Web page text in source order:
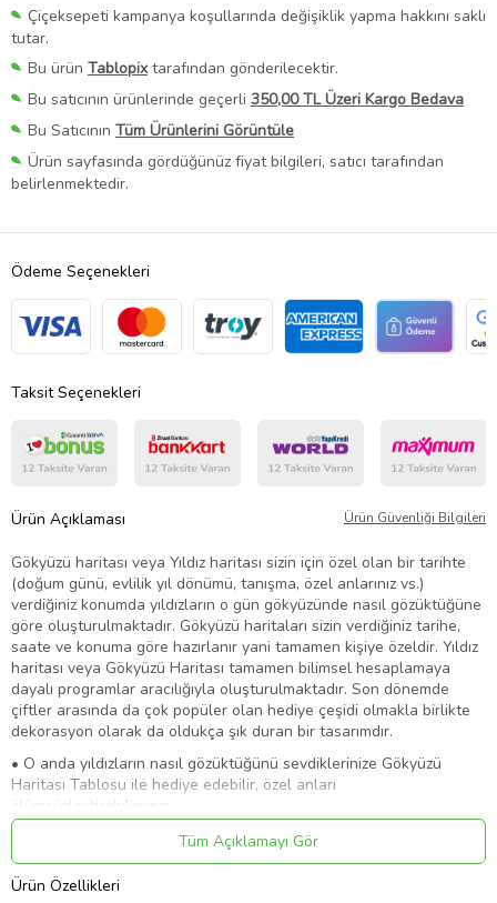
Çiçeksepeti kampanya koşullarında değişiklik yapma hakkını saklı
tutar.
Bu ürün Tablopixtarafından gönderilecektir.
Bu satıcının ürünlerinde geçerli 350,00 TL Üzeri Kargo Bedava
Bu Satıcının Tüm Ürünlerini Görüntüle
Ürün sayfasında gördüğünüz fiyat bilgileri, satıcı tarafından
belirlenmektedir.
Ödeme Seçenekleri
Taksit Seçenekleri
Ürün Açıklaması Ürün Güvenliği Bilgileri
Gökyüzü haritası veya Yıldız haritası sizin için özel olan bir tarihte
(doğum günü, evlilik yıl dönümü, tanışma, özel anlarınız vs.)
verdiğiniz konumda yıldızların o gün gökyüzünde nasıl gözüktüğüne
göre oluşturulmaktadır. Gökyüzü haritaları sizin verdiğiniz tarihe,
saate ve konuma göre hazırlanır yani tamamen kişiye özeldir. Yıldız
haritası veya Gökyüzü Haritası tamamen bilimsel hesaplamaya
dayalı programlar aracılığıyla oluşturulmaktadır. Son dönemde
çiftler arasında da çok popüler olan hediye çeşidi olmakla birlikte
dekorasyon olarak da oldukça şık duran bir tasarımdır.
• O anda yıldızların nasıl gözüktüğünü sevdiklerinize Gökyüzü
Haritası Tablosu ile hediye edebilir, özel anları
ölümsüzleştirebilirsiniz.
• Kişiye Özel Gökyüzü Yıldız Haritası sıra dışı ve benzersiz hediye
arayanlar için Eşe, dosta, sevgiliye, arkadaşa herkesin mutlu
olabileceği anlamlı bir hediyedir.
• Yıl dönümü, doğum günü, yeni iş, yılbaşı, sevgililer günü, anneler
Tüm Açıklamayı Gör
Ürün Özellikleri